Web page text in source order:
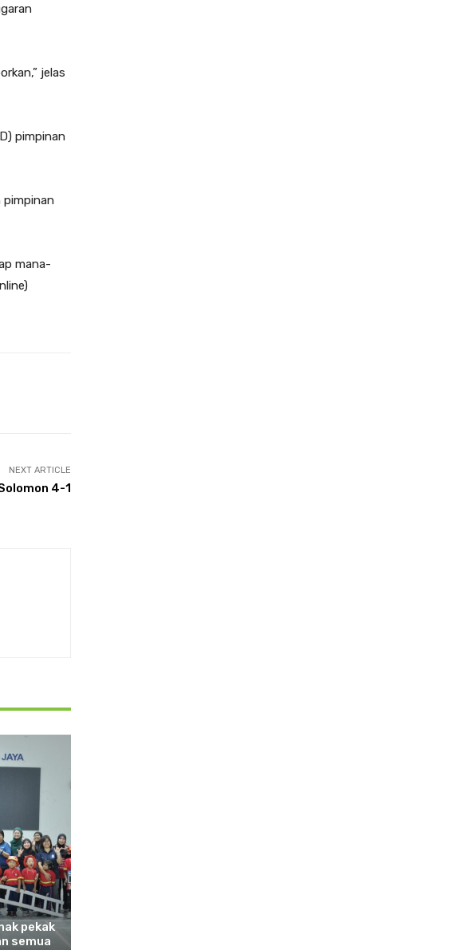
jelas
pimpinan
pimpinan
mana-
NEXT ARTICLE
4-1
pekak
semua